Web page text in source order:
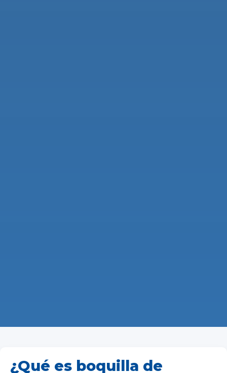
¿Qué es boquilla de